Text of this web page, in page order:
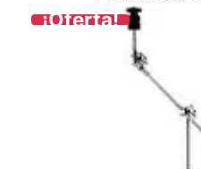
¡Oferta!